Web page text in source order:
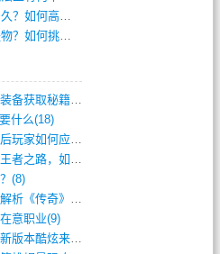
手游中的狐狸尾巴？
何挑战它们？
热血传奇：传奇大乱私服顶级装备获取秘籍(887)
什么(18)
传奇私服为何突然停服？停服后玩家如何应对(744)
单职业传奇冰雪福利版：最强王者之路，如何(659)
(8)
暗藏杀机的逆天神器——深度解析《传奇》祈(374)
意职业(9)
连击传奇发布网震撼上线，全新版本酷炫来袭(12)